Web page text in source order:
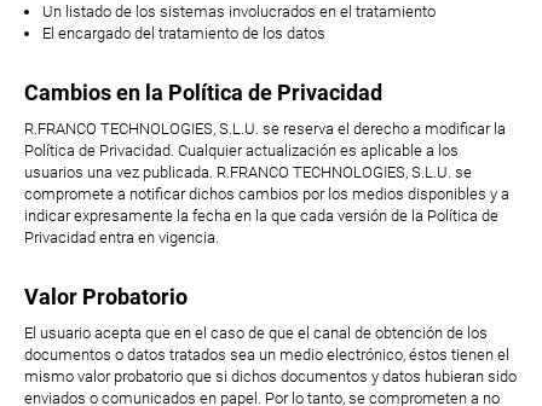
Un listado de los sistemas involucrados en el tratamiento
El encargado del tratamiento de los datos
Cambios en la Política de Privacidad
R.FRANCO TECHNOLOGIES, S.L.U. se reserva el derecho a modificar la
Política de Privacidad. Cualquier actualización es aplicable a los
usuarios una vez publicada. R.FRANCO TECHNOLOGIES, S.L.U. se
compromete a notificar dichos cambios por los medios disponibles y a
indicar expresamente la fecha en la que cada versión de la Política de
Privacidad entra en vigencia.
Valor Probatorio
El usuario acepta que en el caso de que el canal de obtención de los
documentos o datos tratados sea un medio electrónico, éstos tienen el
mismo valor probatorio que si dichos documentos y datos hubieran sido
enviados o comunicados en papel. Por lo tanto, se comprometen a no